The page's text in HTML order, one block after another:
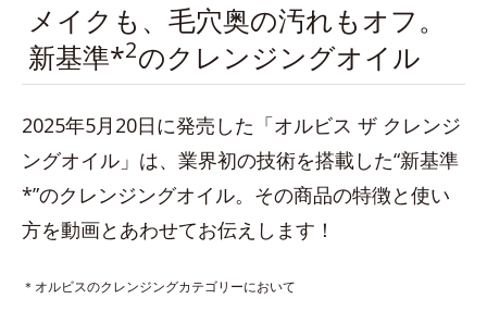
メイクも、毛穴奥の汚れもオフ。
新基準*2のクレンジングオイル
2025年5月20日に発売した「オルビス ザ クレンジ
ングオイル」は、業界初の技術を搭載した“新基準
*”のクレンジングオイル。その商品の特徴と使い
方を動画とあわせてお伝えします！
＊オルビスのクレンジングカテゴリーにおいて